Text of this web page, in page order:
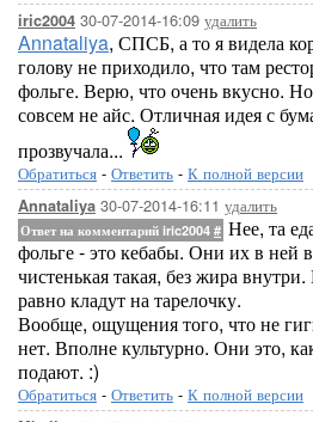
iric2004 30-07-2014-16:09 удалить
Annataliya, СПСБ, а то я видела
голову не приходило, что там
фольге. Верю, что очень вкусно.
совсем не айс. Отличная идея с
прозвучала...
Обратиться - Ответить - К полной версии
Annataliya 30-07-2014-16:11 удалить
Ответ на комментарий iric2004 # Нее, та
фольге - это кебабы. Они их в ней
чистенькая такая, без жира
равно кладут на тарелочку.
Вообще, ощущения того, что не
нет. Вполне культурно. Они это,
подают. :)
Обратиться - Ответить - К полной версии